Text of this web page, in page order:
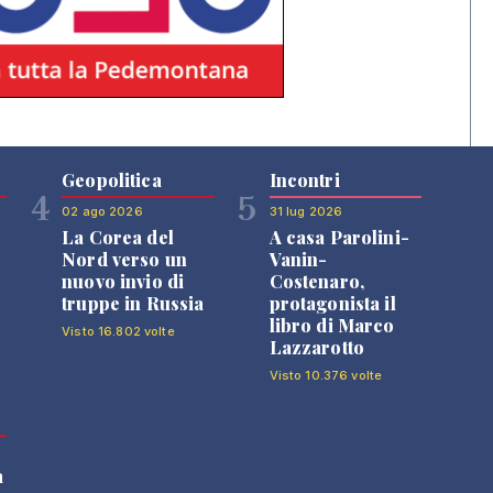
4
Geopolitica
02 ago 2026
La Corea del
Nord verso un
nuovo invio di
truppe in Russia
Visto 16.802 volte
5
Incontri
31 lug 2026
A casa Parolini-
Vanin-
Costenaro,
protagonista il
libro di Marco
Lazzarotto
Visto 10.376 volte